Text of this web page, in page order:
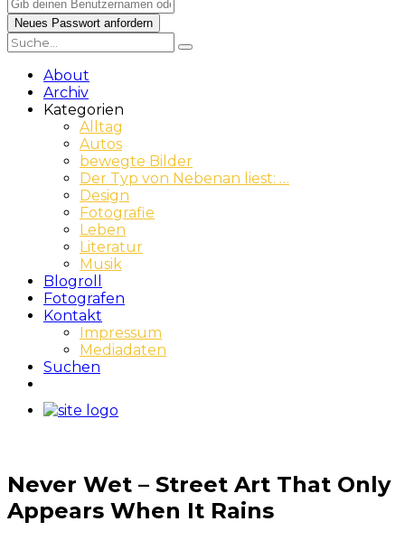
About
Archiv
Kategorien
Alltag
Autos
bewegte Bilder
Der Typ von Nebenan liest: …
Design
Fotografie
Leben
Literatur
Musik
Blogroll
Fotografen
Kontakt
Impressum
Mediadaten
Suchen
Never Wet – Street Art That Only
Appears When It Rains